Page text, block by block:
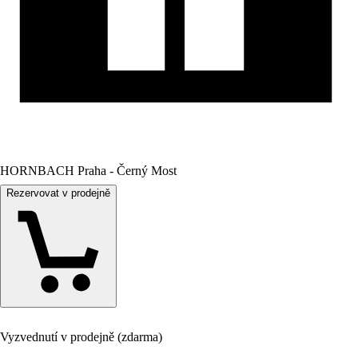
HORNBACH Praha - Černý Most
Rezervovat v prodejně
Vyzvednutí v prodejně (zdarma)